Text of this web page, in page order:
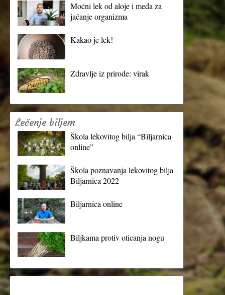
Moćni lek od aloje i meda za
jačanje organizma
Kakao je lek!
Zdravlje iz prirode: virak
Lečenje biljem
Škola lekovitog bilja “Biljarnica
online”
Škola poznavanja lekovitog bilja
Biljarnica 2022
Biljarnica online
Biljkama protiv oticanja nogu